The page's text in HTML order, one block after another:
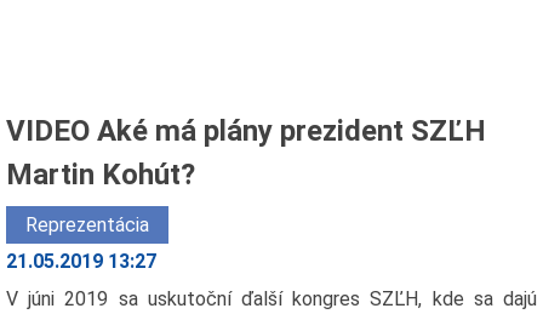
VIDEO Aké má plány prezident SZĽH
Martin Kohút?
Reprezentácia
21.05.2019 13:27
V júni 2019 sa uskutoční ďalší kongres SZĽH, kde sa dajú